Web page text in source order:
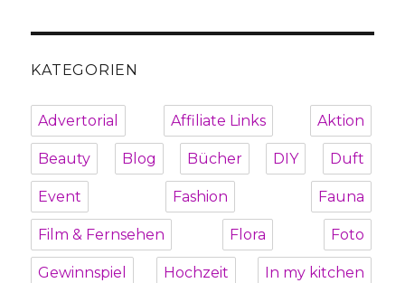
KATEGORIEN
Advertorial Affiliate Links Aktion
Beauty Blog Bücher DIY Duft
Event Fashion Fauna
Film & Fernsehen Flora Foto
Gewinnspiel Hochzeit In my kitchen